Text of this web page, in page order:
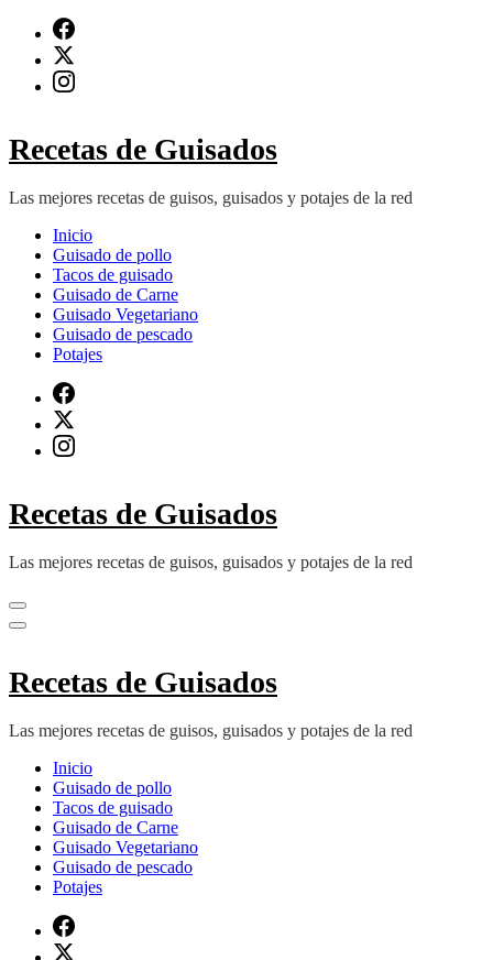
contenido
(presiona
Recetas de Guisados
Las mejores recetas de guisos, guisados y potajes de la red
Inicio
Guisado de pollo
Tacos de guisado
Guisado de Carne
Guisado Vegetariano
Guisado de pescado
Potajes
Recetas de Guisados
Las mejores recetas de guisos, guisados y potajes de la red
Recetas de Guisados
Las mejores recetas de guisos, guisados y potajes de la red
Inicio
Guisado de pollo
Tacos de guisado
Guisado de Carne
Guisado Vegetariano
Guisado de pescado
Potajes